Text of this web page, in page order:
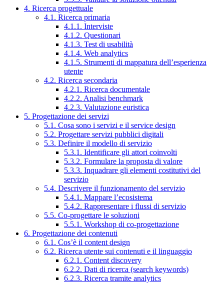
4. Ricerca progettuale
4.1. Ricerca primaria
4.1.1. Interviste
4.1.2. Questionari
4.1.3. Test di usabilità
4.1.4. Web analytics
4.1.5. Strumenti di mappatura dell’esperienza
utente
4.2. Ricerca secondaria
4.2.1. Ricerca documentale
4.2.2. Analisi benchmark
4.2.3. Valutazione euristica
5. Progettazione dei servizi
5.1. Cosa sono i servizi e il service design
5.2. Progettare servizi pubblici digitali
5.3. Definire il modello di servizio
5.3.1. Identificare gli attori coinvolti
5.3.2. Formulare la proposta di valore
5.3.3. Inquadrare gli elementi costitutivi del
servizio
5.4. Descrivere il funzionamento del servizio
5.4.1. Mappare l’ecosistema
5.4.2. Rappresentare i flussi di servizio
5.5. Co-progettare le soluzioni
5.5.1. Workshop di co-progettazione
6. Progettazione dei contenuti
6.1. Cos’è il content design
6.2. Ricerca utente sui contenuti e il linguaggio
6.2.1. Content discovery
6.2.2. Dati di ricerca (search keywords)
6.2.3. Ricerca tramite analytics